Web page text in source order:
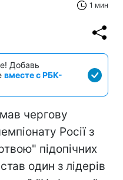
1 мин
Добавь
вместе с РБК-
чергову
Росії з
підопічних
один з лідерів